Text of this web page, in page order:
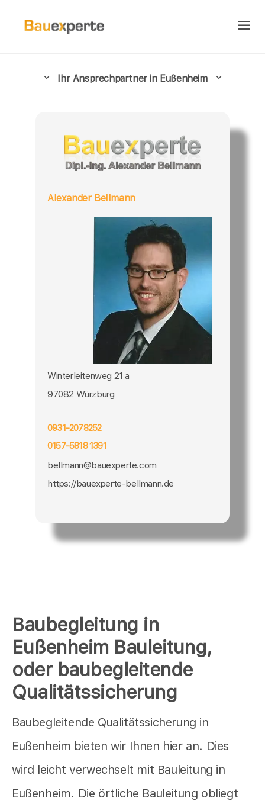
Baubegleitung in
Eußenheim Bauleitung,
oder baubegleitende
Qualitätssicherung
Baubegleitende Qualitätssicherung in
Eußenheim bieten wir Ihnen hier an. Dies
wird leicht verwechselt mit Bauleitung in
Eußenheim. Die örtliche Bauleitung obliegt
Ihr Ansprechpartner in Eußenheim
Alexander Bellmann
Winterleitenweg 21 a
97082 Würzburg
0931-2078252
0157-5818 1391
bellmann@bauexperte.com
https://bauexperte-bellmann.de